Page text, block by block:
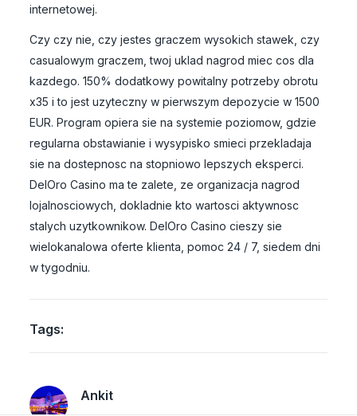
internetowej.
Czy czy nie, czy jestes graczem wysokich stawek, czy
casualowym graczem, twoj uklad nagrod miec cos dla
kazdego. 150% dodatkowy powitalny potrzeby obrotu
x35 i to jest uzyteczny w pierwszym depozycie w 1500
EUR. Program opiera sie na systemie poziomow, gdzie
regularna obstawianie i wysypisko smieci przekladaja
sie na dostepnosc na stopniowo lepszych eksperci.
DelOro Casino ma te zalete, ze organizacja nagrod
lojalnosciowych, dokladnie kto wartosci aktywnosc
stalych uzytkownikow. DelOro Casino cieszy sie
wielokanalowa oferte klienta, pomoc 24 / 7, siedem dni
w tygodniu.
Tags:
Ankit